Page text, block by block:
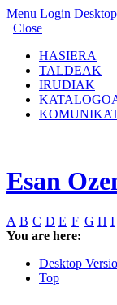
Menu Login
Close
HASIERA
TALDEAK
IRUDIAK
Esan
A B C D E F G H I
You are here:
Desktop
Top